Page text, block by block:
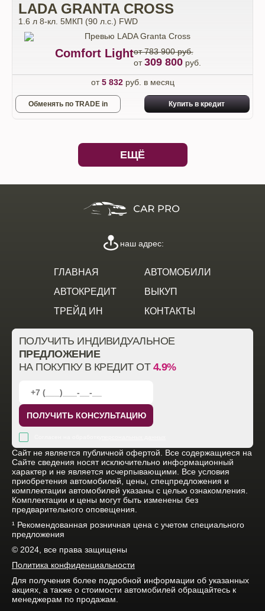
LADA GRANTA CROSS
1.6 л 8-кл. 5МКП (90 л.с.) FWD
Comfort Lightот 783 900 руб.
от309 800руб.
от5 832руб. в месяц
Обменять по TRADE in Купить в кредит
ЕЩЁ
ГЛАВНАЯ
АВТОМОБИЛИ
АВТОКРЕДИТ
ВЫКУП
ТРЕЙД ИН
КОНТАКТЫ
наш адрес:
ПОЛУЧИТЬ ИНДИВИДУАЛЬНОЕ
ПРЕДЛОЖЕНИЕ
НА ПОКУПКУ В КРЕДИТ ОТ 4.9%
ПОЛУЧИТЬ КОНСУЛЬТАЦИЮ
Cайт не является публичной офертой. Все содержащиеся на
Сайте сведения носят исключительно информационный
характер и не является исчерпывающими. Все условия
приобретения автомобилей, цены, спецпредложения и
комплектации автомобилей указаны с целью ознакомления.
Комплектации и цены могут быть изменены без
предварительного оповещения.
¹ Рекомендованная розничная цена с учетом специального
предложения
© 2024, все права защищены
Политика конфиденциальности
Для получения более подробной информации об указанных
акциях, а также о стоимости автомобилей обращайтесь к
менеджерам по продажам.